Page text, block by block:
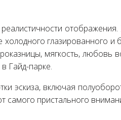
холодного глазированного
мягкость, любовь
Гайд-парке.
эскиза, включая
самого пристального